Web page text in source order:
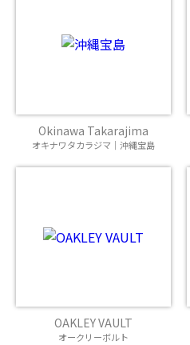
Okinawa Takarajima
オキナワタカラジマ｜沖縄宝島
OAKLEY VAULT
オークリーボルト